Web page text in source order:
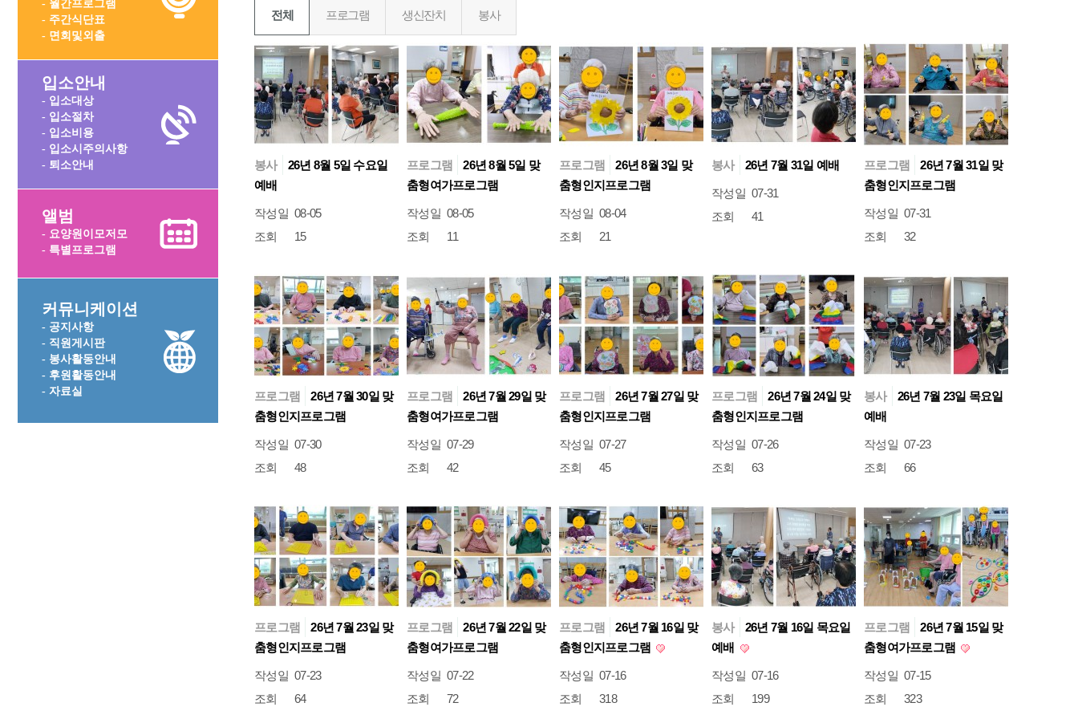
- 월간프로그램
- 주간식단표
- 면회및외출
입소안내
- 입소대상
- 입소절차
- 입소비용
- 입소시주의사항
- 퇴소안내
앨범
- 요양원이모저모
- 특별프로그램
커뮤니케이션
- 공지사항
- 직원게시판
- 봉사활동안내
- 후원활동안내
- 자료실
전체 프로그램 생신잔치 봉사
봉사
26년 8월 5일 수요일
예배
작성일 08-05
조회
15
프로그램
26년 8월 5일 맞
춤형여가프로그램
작성일 08-05
조회
11
프로그램
26년 8월 3일 맞
춤형인지프로그램
작성일 08-04
조회
21
봉사 26년 7월 31일 예배
작성일 07-31
조회
41
프로그램
26년 7월 31일 맞
춤형인지프로그램
작성일 07-31
조회
32
프로그램
26년 7월 30일 맞
춤형인지프로그램
작성일 07-30
조회
48
프로그램
26년 7월 29일 맞
춤형여가프로그램
작성일 07-29
조회
42
프로그램
26년 7월 27일 맞
춤형인지프로그램
작성일 07-27
조회
45
프로그램
26년 7월 24일 맞
춤형인지프로그램
작성일 07-26
조회
63
봉사
26년 7월 23일 목요일
예배
작성일 07-23
조회
66
프로그램
26년 7월 23일 맞
춤형인지프로그램
작성일 07-23
조회
64
프로그램
26년 7월 22일 맞
춤형여가프로그램
작성일 07-22
조회
72
프로그램
26년 7월 16일 맞
춤형인지프로그램
작성일 07-16
조회
318
봉사
26년 7월 16일 목요일
예배
작성일 07-16
조회
199
프로그램
26년 7월 15일 맞
춤형여가프로그램
작성일 07-15
조회
323